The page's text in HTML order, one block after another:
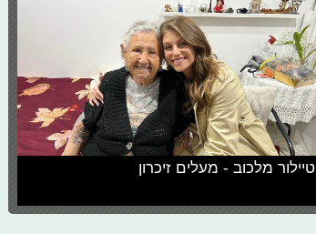
טיילור מלכוב - מעלים זיכרון